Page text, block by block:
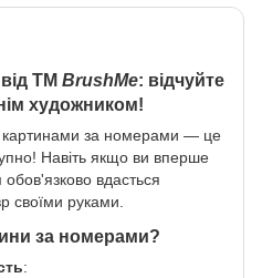
ТМ BrushMe: відчуйте
художником!
за номерами — це
Навіть якщо ви вперше
вдасться
своїми руками.
за номерами?
: